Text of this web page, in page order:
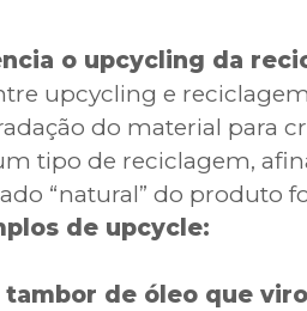
o upcycling da
upcycling e
do material para
tipo de reciclagem,
“natural” do produto
de upcycle:
tambor de óleo que